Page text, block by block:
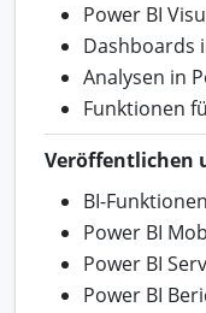
Power BI
Dashboards
Analysen in
Funktionen
Veröffentlichen
BI-
Power BI
Power BI
Power BI